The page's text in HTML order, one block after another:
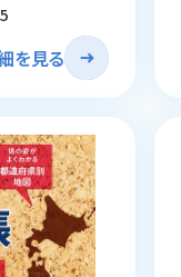
を見る